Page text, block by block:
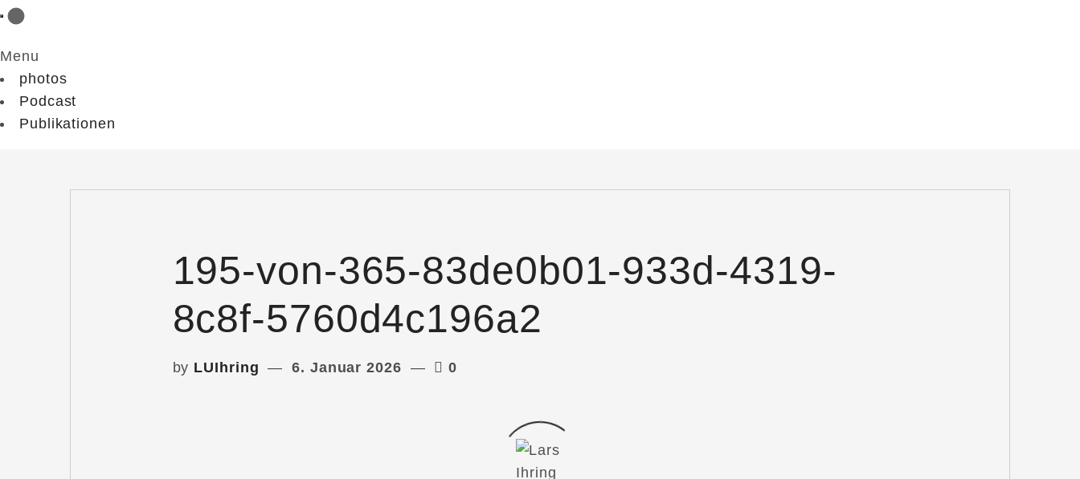
Menu
photos
Podcast
Publikationen
195-von-365-83de0b01-933d-4319-
8c8f-5760d4c196a2
by LUIhring 6. Januar 2026 0